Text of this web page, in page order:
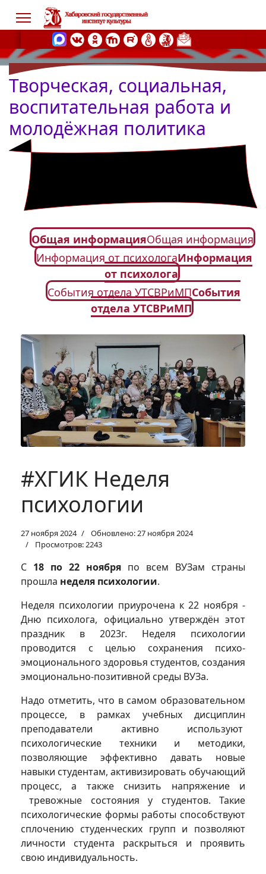
Творческая, социальная,
воспитательная работа и
молодёжная политика
Общая информацияОбщая информация
Информация от психологаИнформация
от психолога
События отдела УТСВРиМПСобытия
отдела УТСВРиМП
#ХГИК Неделя
психологии
27 ноября 2024
Обновлено: 27 ноября 2024
Просмотров: 2243
С 18 по 22 ноября по всем ВУЗам страны
прошла неделя психологии.
Неделя психологии приурочена к 22 ноября -
Дню психолога, официально утверждён этот
праздник в 2023г. Неделя психологии
проводится с целью сохранения психо-
эмоционального здоровья студентов, создания
эмоционально-позитивной среды ВУЗа.
Надо отметить, что в самом образовательном
процессе, в рамках учебных дисциплин
преподаватели активно используют
психологические техники и методики,
позволяющие эффективно давать новые
навыки студентам, активизировать обучающий
процесс, а также снизить напряжение и
тревожные состояния у студентов. Такие
психологические формы работы способствуют
сплочению студенческих групп и позволяют
личности студента раскрыться и проявить
свою индивидуальность.